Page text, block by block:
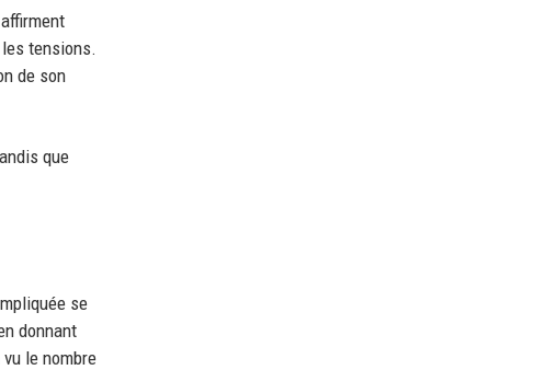
tensions.
de son
que
se
donnant
le nombre